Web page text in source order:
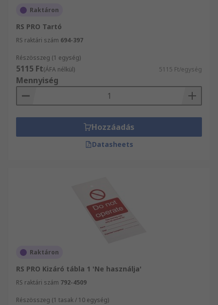
Raktáron
RS PRO Tartó
RS raktári szám 694-397
Részösszeg (1 egység)
5115 Ft(ÁFA nélkül) 5115 Ft/egység
Mennyiség
Hozzáadás
Datasheets
Raktáron
RS PRO Kizáró tábla 1 'Ne használja'
RS raktári szám 792-4509
Részösszeg (1 tasak / 10 egység)